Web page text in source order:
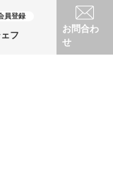
員登録
フ
お問合わ
せ